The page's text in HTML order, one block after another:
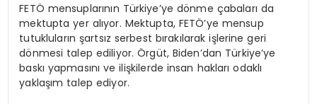
FETÖ mensuplarının Türkiye’ye dönme çabaları da
mektupta yer alıyor. Mektupta, FETÖ’ye mensup
tutukluların şartsız serbest bırakılarak işlerine geri
dönmesi talep ediliyor. Örgüt, Biden’dan Türkiye’ye
baskı yapmasını ve ilişkilerde insan hakları odaklı
yaklaşım talep ediyor.